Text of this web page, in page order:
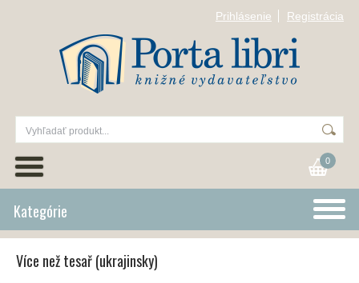
Prihlásenie Registrácia
0
Kategórie
Více než tesař (ukrajinsky)